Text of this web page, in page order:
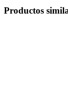
Productos